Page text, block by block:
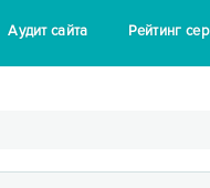
Аудит сайта Рейтинг